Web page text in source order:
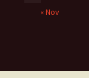
« Nov